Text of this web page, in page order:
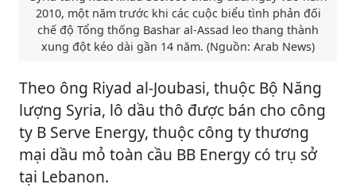
2010, một năm trước khi các cuộc biểu tình phản đối
chế độ Tổng thống Bashar al-Assad leo thang thành
xung đột kéo dài gần 14 năm. (Nguồn: Arab News)
Theo ông Riyad al-Joubasi, thuộc Bộ Năng
lượng Syria, lô dầu thô được bán cho công
ty B Serve Energy, thuộc công ty thương
mại dầu mỏ toàn cầu BB Energy có trụ sở
tại Lebanon.